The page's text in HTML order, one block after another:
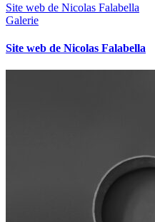
Site web de Nicolas Falabella
Galerie
Site web de Nicolas Falabella